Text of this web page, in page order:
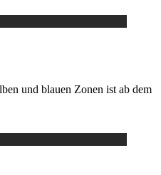
und blauen Zonen ist ab dem